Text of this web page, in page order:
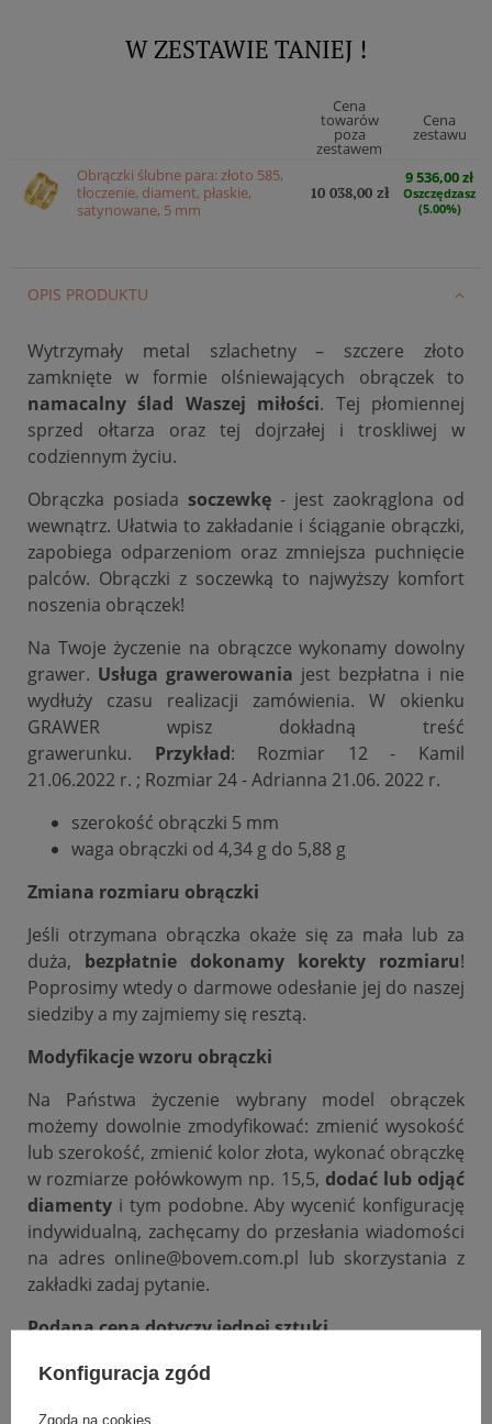
W ZESTAWIE TANIEJ !
Cena
towarów
poza
zestawem
Cena
zestawu
Obrączki ślubne para: złoto 585,
tłoczenie, diament, płaskie,
satynowane, 5 mm
10 038,00 zł
9 536,00 zł
Oszczędzasz
(5.00%)
OPIS PRODUKTU
Wytrzymały metal szlachetny – szczere złoto
zamknięte w formie olśniewających obrączek to
namacalny ślad Waszej miłości. Tej płomiennej
sprzed ołtarza oraz tej dojrzałej i troskliwej w
codziennym życiu.
Obrączka posiada soczewkę - jest zaokrąglona od
wewnątrz. Ułatwia to zakładanie i ściąganie obrączki,
zapobiega odparzeniom oraz zmniejsza puchnięcie
palców. Obrączki z soczewką to najwyższy komfort
noszenia obrączek!
Na Twoje życzenie na obrączce wykonamy dowolny
grawer. Usługa grawerowania jest bezpłatna i nie
wydłuży czasu realizacji zamówienia. W okienku
GRAWER wpisz dokładną treść
grawerunku.
Przykład: Rozmiar 12 - Kamil
21.06.2022 r. ; Rozmiar 24 - Adrianna 21.06. 2022 r.
szerokość obrączki 5 mm
waga obrączki od 4,34 g do 5,88 g
Zmiana rozmiaru obrączki
Jeśli otrzymana obrączka okaże się za mała lub za
duża, bezpłatnie dokonamy korekty rozmiaru!
Poprosimy wtedy o darmowe odesłanie jej do naszej
siedziby a my zajmiemy się resztą.
Modyfikacje wzoru obrączki
Na Państwa życzenie wybrany model obrączek
możemy dowolnie zmodyfikować: zmienić wysokość
lub szerokość, zmienić kolor złota, wykonać obrączkę
w rozmiarze połówkowym np. 15,5, dodać lub odjąć
diamenty i tym podobne. Aby wycenić konfigurację
indywidualną, zachęcamy do przesłania wiadomości
na adres online@bovem.com.pl lub skorzystania z
zakładki zadaj pytanie.
Podana cena dotyczy jednej sztuki.
Konfiguracja zgód
Zgoda na cookies